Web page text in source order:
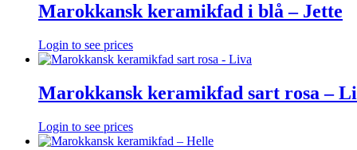
Marokkansk keramikfad i blå – Jette
Login to see prices
Marokkansk keramikfad sart rosa –
Login to see prices